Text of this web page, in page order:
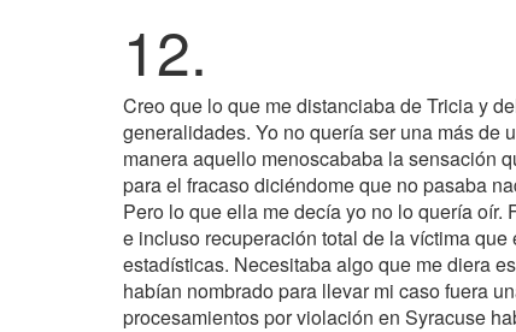
12.
Creo que lo que me distanciaba de Tricia y
generalidades. Yo no quería ser una más de
manera aquello menoscababa la sensación
para el fracaso diciéndome que no pasaba
Pero lo que ella me decía yo no lo quería
e incluso recuperación total de la víctima
estadísticas. Necesitaba algo que me diera
habían nombrado para llevar mi caso fuera
procesamientos por violación en Syracuse